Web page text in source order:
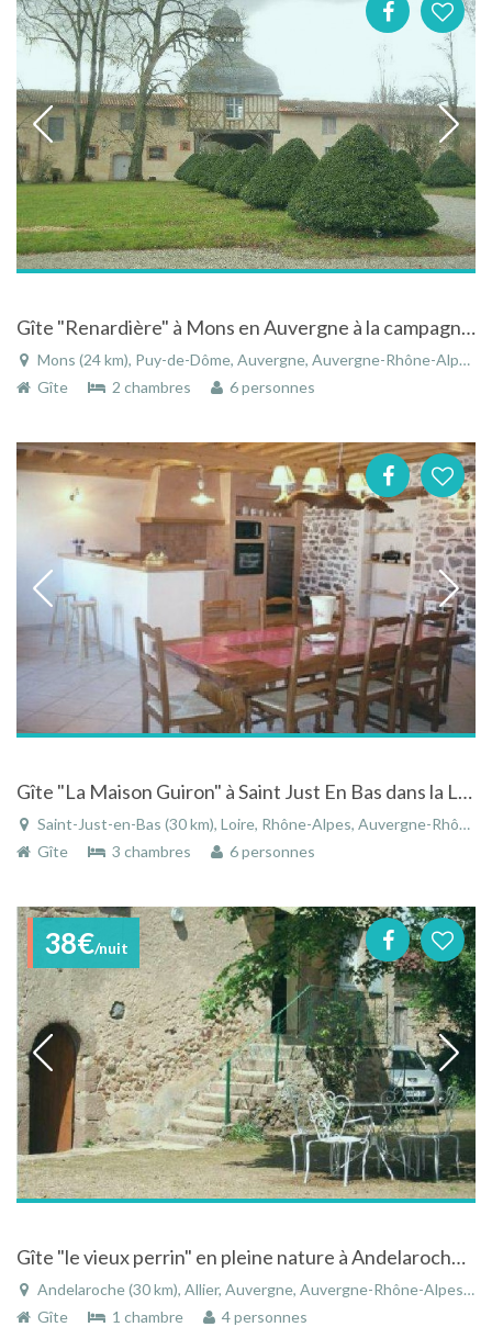
Gîte "Renardière" à Mons en Auvergne à la campagne dans l'enceinte d'un château
Mons (24 km), Puy-de-Dôme, Auvergne, Auvergne-Rhône-Alpes, France
Gîte
2 chambres 6 personnes
Gîte "La Maison Guiron" à Saint Just En Bas dans la Loire en Rhône-Alpes
Saint-Just-en-Bas (30 km), Loire, Rhône-Alpes, Auvergne-Rhône-Alpes, France
Gîte
3 chambres 6 personnes
38€/nuit
Gîte "le vieux perrin" en pleine nature à Andelaroche en Auvergne
Andelaroche (30 km), Allier, Auvergne, Auvergne-Rhône-Alpes, France
Gîte
1 chambre 4 personnes